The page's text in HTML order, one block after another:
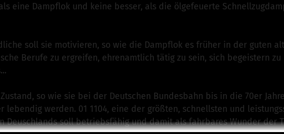
eine Dampflok und keine besser, als die ölgefeuerte
soll sie motivieren, so wie die Dampflok es früher in der guten
Berufe zu ergreifen, ehrenamtlich tätig zu sein, sich begeistern zu
so wie sie bei der Deutschen Bundesbahn bis in die 70er
lebendig werden. 01 1104, eine der größten, schnellsten und
Deuschlands soll betriebsfähig und damit als fahrbares Wunder der